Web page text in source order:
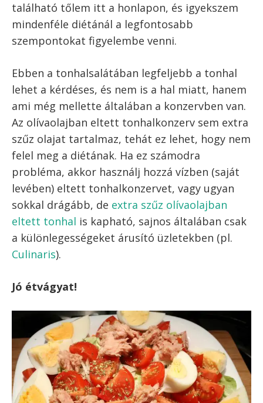
De ennek a salátának az én számomra
legnagyobb előnye, hogy a receptben
megadott mennyiségekkel – és ezért is
felnőtt ember teljes mértékben jól tud lakni.
Tehát egy teljes értékű, főételként is
fogyasztható, egészséges, magas rosttartalmú
és kiváló ételről van szó!
Vigyél változatosságot az étkezésedbe! Nem
kell mindig nehéz ételeket enni. Néha egy ilyen
könnyű, mégis nagyon finom és nagyon tápláló
tonhalsaláta is tökéletesen megfelel!
Paleo tonhalsaláta?
Én magam nem paleózok, ezt ha ismersz
tudod rólam. De több népszerű
található tőlem itt a honlapon, és igyekszem
mindenféle diétánál a legfontosabb
szempontokat figyelembe venni.
Ebben a tonhalsalátában legfeljebb a tonhal
lehet a kérdéses, és nem is a hal miatt, hanem